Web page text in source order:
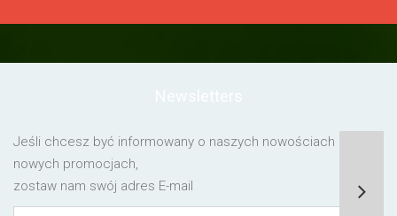
Jeśli chcesz być informowany o naszych nowościach lub o
nowych promocjach,
zostaw nam swój adres E-mail